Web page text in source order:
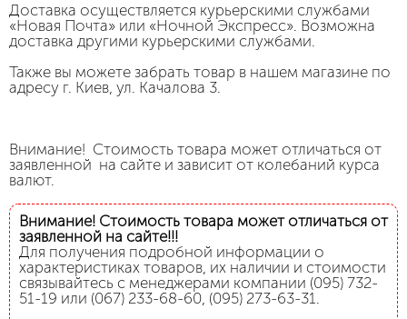
Доставка осуществляется курьерскими службами
«Новая Почта» или «Ночной Экспресс». Возможна
доставка другими курьерскими службами.
Также вы можете забрать товар в нашем магазине по
адресу г. Киев, ул. Качалова 3.
Внимание! Стоимость товара может отличаться от
заявленной на сайте и зависит от колебаний курса
валют.
Внимание! Стоимость товара может отличаться от
заявленной на сайте!!!
Для получения подробной информации о
характеристиках товаров, их наличии и стоимости
связывайтесь с менеджерами компании (095) 732-
51-19 или (067) 233-68-60, (095) 273-63-31.